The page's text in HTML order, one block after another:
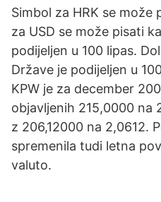
Simbol za HRK se može
za USD se može pisati
podijeljen u 100 lipas.
Države je podijeljen u
KPW je za december
objavljenih 215,0000 na
z 206,12000 na 2,0612.
spremenila tudi letna
valuto.